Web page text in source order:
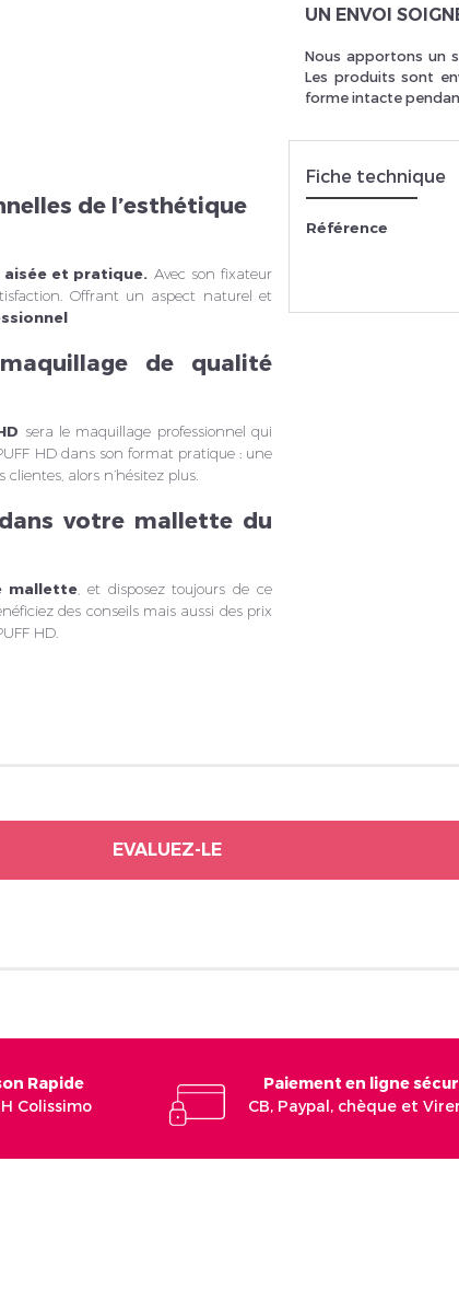
UN ENVOI
Nous apportons un
Les produits sont
forme intacte
de l’esthétique
aisée et pratique. Avec son fixateur
Offrant un aspect naturel et
de qualité
sera le maquillage professionnel qui
HD dans son format pratique : une
alors n’hésitez plus.
votre mallette du
mallette, et disposez toujours de ce
des conseils mais aussi des prix
HD.
Fiche technique
Référence
EVALUEZ-LE
Rapide
Colissimo
Paiement en ligne
CB, Paypal, chèque et